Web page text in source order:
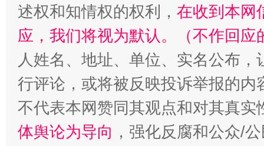
述权和知情权的权利， 在收到本网
应，我们将视为默认。（不作回应
人姓名、地址、单位、实名公布
行评论，或将被反映投诉举报的
不代表本网赞同其观点和对其真实
体舆论为导向 ，强化反腐和公众/